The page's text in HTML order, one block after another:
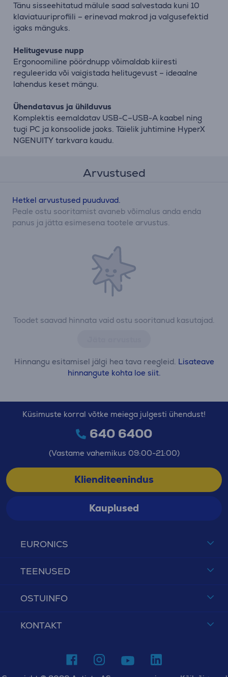
Tänu sisseehitatud mälule saad salvestada kuni 10
klaviatuuriprofiili – erinevad makrod ja valgusefektid
igaks mänguks.
Helitugevuse nupp
Ergonoomiline pöördnupp võimaldab kiiresti
reguleerida või vaigistada helitugevust – ideaalne
lahendus keset mängu.
Ühendatavus ja ühilduvus
Komplektis eemaldatav USB-C–USB-A kaabel ning
tugi PC ja konsoolide jaoks. Täielik juhtimine HyperX
NGENUITY tarkvara kaudu.
Arvustused
Toodet saavad hinnata vaid ostu sooritanud kasutajad.
Hinnangu esitamisel jälgi hea tava reegleid. Lisateave
hinnangute kohta loe siit.
Hetkel arvustused puuduvad.
Peale ostu sooritamist avaneb võimalus anda enda
panus ja jätta esimesena tootele arvustus.
EURONICS
TEENUSED
OSTUINFO
KONTAKT
Küsimuste korral võtke meiega julgesti ühendust!
640 6400
(Vastame vahemikus 09:00-21:00)
Klienditeenindus
Kauplused